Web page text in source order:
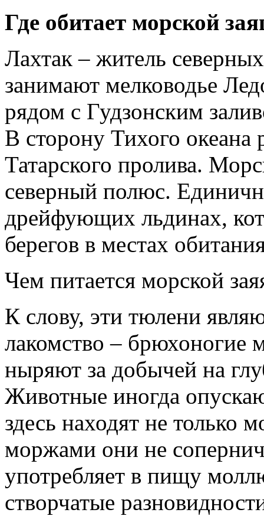
Где обитает морской
Лахтак – житель
занимают мелководье
рядом с Гудзонским
В сторону Тихого океана
Татарского пролива.
северный полюс.
дрейфующих льдинах,
берегов в местах
Чем питается морской
К слову, эти тюлени
лакомство –
ныряют за добычей на
Животные иногда
здесь находят не только
моржами они не
употребляет в пищу
створчатые